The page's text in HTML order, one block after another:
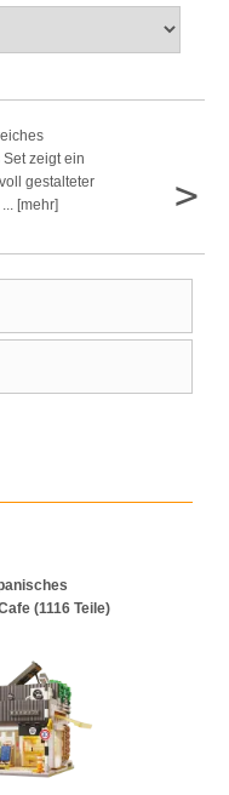
zeigt ein
gestalteter
[mehr]
>
(1116 Teile)